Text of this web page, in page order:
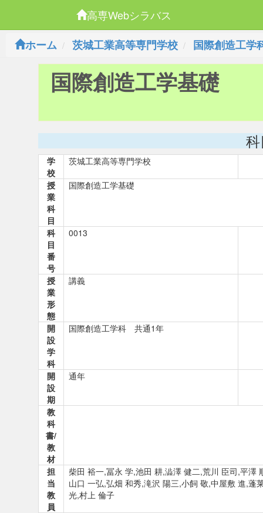
高専Webシラバス
ホーム
茨城工業高等専門学校 国際創造工
国際創造工学基礎
学
校
茨城工業高等専門学校
授
業
科
目
国際創造工学基礎
科
目
番
号
0013
授
業
形
態
講義
開
設
学
科
国際創造工学科 共通1年
開
設
期
通年
教
科
書/
教
材
担
当
教
員
柴田 裕一,冨永 学,池田 耕,澁澤 健二,荒川 臣司,平
山口 一弘,弘畑 和秀,滝沢 陽三,小飼 敬,中屋敷 進,
光,村上 倫子